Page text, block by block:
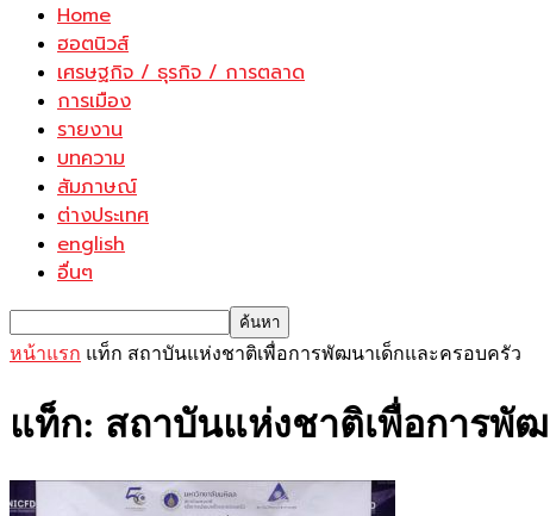
Home
ฮอตนิวส์
เศรษฐกิจ / ธุรกิจ / การตลาด
การเมือง
รายงาน
บทความ
สัมภาษณ์
ต่างประเทศ
english
อื่นๆ
หน้าแรก แท็ก สถาบันแห่งชาติเพื่อการพัฒนาเด็กและครอบครัว
แท็ก: สถาบันแห่งชาติเพื่อการพั